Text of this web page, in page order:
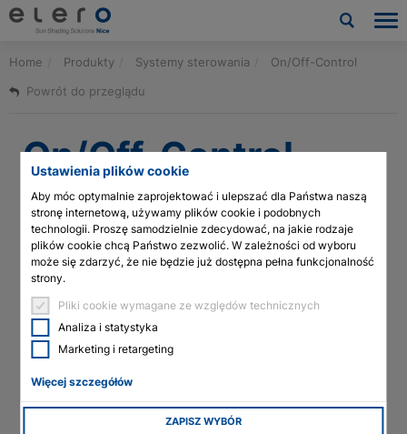
Ustawienia plików cookie
Aby móc optymalnie zaprojektować i ulepszać dla Państwa naszą
stronę internetową, używamy plików cookie i podobnych
technologii. Proszę samodzielnie zdecydować, na jakie rodzaje
plików cookie chcą Państwo zezwolić. W zależności od wyboru
może się zdarzyć, że nie będzie już dostępna pełna funkcjonalność
strony.
Pliki cookie wymagane ze względów technicznych
Analiza i statystyka
Marketing i retargeting
Więcej szczegółów
ZAPISZ WYBÓR
Produkty
Aktualności i publikacje
Firma
Kontakt
Pliki do pobrania i usługi
Architects & planners
Technologia siłowników linearnych
Home Produkty Systemy sterowania
On/Off-Control
Powrót do przeglądu
On/Off-Control
Kategoria
Smart Home
On/Off-Control is used to switch up to two electrical
appliances on and off and to measure the current and energy
consumption. Electrical appliances can be integrated into
automatic sequences and scenes and/or controlled as a group
via the Z-Wave network in connection with Yubii Home.
Zastosowania
Oświetlenie, Urządzenia
elektryczne